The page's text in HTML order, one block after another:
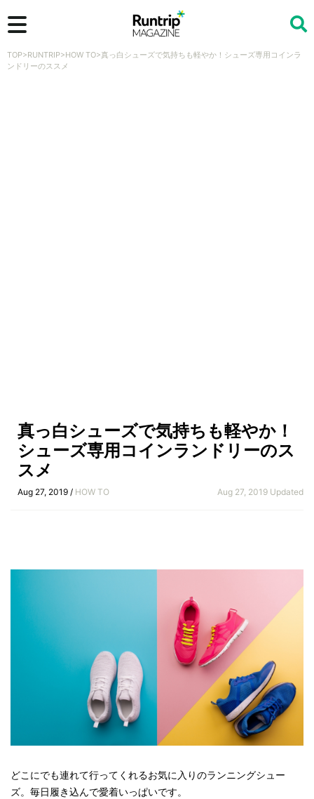
検索
TOP>RUNTRIP>HOW TO>真っ白シューズで気持ちも軽やか！シューズ専用コインラ
ンドリーのススメ
真っ白シューズで気持ちも軽やか！
シューズ専用コインランドリーのス
スメ
Aug 27, 2019 / HOW TO Aug 27, 2019 Updated
どこにでも連れて行ってくれるお気に入りのランニングシュー
ズ。毎日履き込んで愛着いっぱいです。